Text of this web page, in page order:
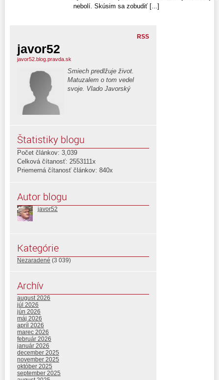
nebolí. Skúsim sa zobudiť [...]
RSS
javor52
javor52.blog.pravda.sk
Smiech predlžuje život.
Matuzalem o tom vedel
svoje. Vlado Javorský
Štatistiky blogu
Počet článkov: 3,039
Celková čítanosť: 2553111x
Priemerná čítanosť článkov: 840x
Autor blogu
javor52
Kategórie
Nezaradené (3 039)
Archív
august 2026
júl 2026
jún 2026
máj 2026
apríl 2026
marec 2026
február 2026
január 2026
december 2025
november 2025
október 2025
september 2025